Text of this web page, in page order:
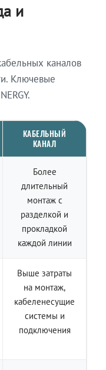
и
каналов
Ключевые
КАБЕЛЬНЫЙ
КАНАЛ
Более
длительный
монтаж с
разделкой и
прокладкой
каждой линии
Выше затраты
на монтаж,
кабеленесущие
системы и
подключения